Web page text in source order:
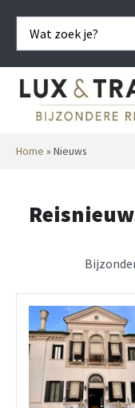
Home » Nieuws